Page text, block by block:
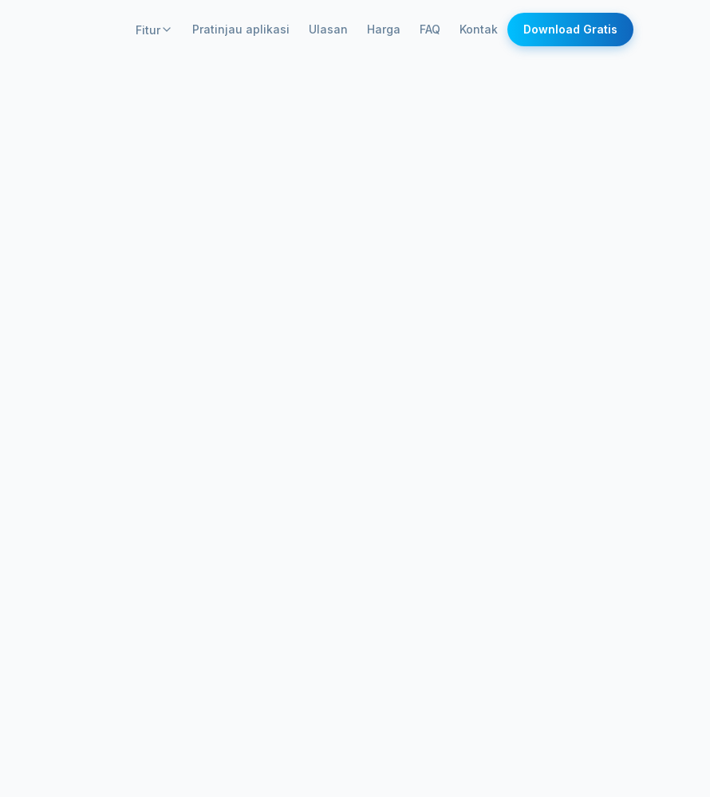
Fitur Pratinjau aplikasi Ulasan Harga FAQ Kontak Download Gratis